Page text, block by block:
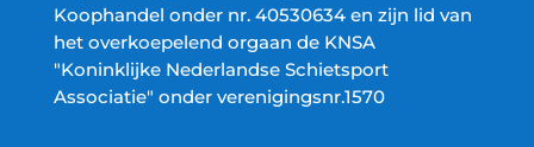
Koophandel onder nr. 40530634 en zijn lid van
het overkoepelend orgaan de KNSA
"Koninklijke Nederlandse Schietsport
Associatie" onder verenigingsnr.1570